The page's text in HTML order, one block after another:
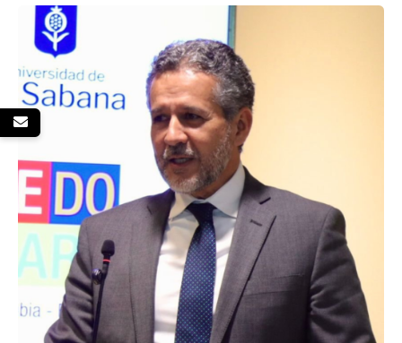
Enviado por